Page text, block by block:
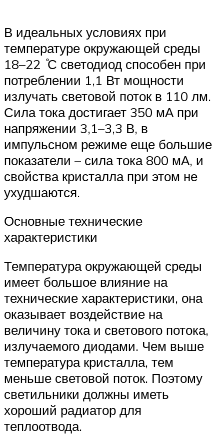
В идеальных условиях при
температуре окружающей среды
18–22 ̊С светодиод способен при
потреблении 1,1 Вт мощности
излучать световой поток в 110 лм.
Сила тока достигает 350 мА при
напряжении 3,1–3,3 В, в
импульсном режиме еще большие
показатели – сила тока 800 мА, и
свойства кристалла при этом не
ухудшаются.
Основные технические
характеристики
Температура окружающей среды
имеет большое влияние на
технические характеристики, она
оказывает воздействие на
величину тока и светового потока,
излучаемого диодами. Чем выше
температура кристалла, тем
меньше световой поток. Поэтому
светильники должны иметь
хороший радиатор для
теплоотвода.